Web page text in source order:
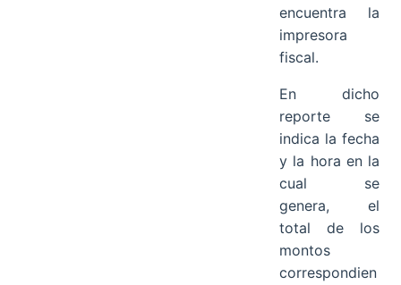
encuentra la
impresora
fiscal.
En dicho
reporte se
indica la fecha
y la hora en la
cual se
genera, el
total de los
montos
correspondien